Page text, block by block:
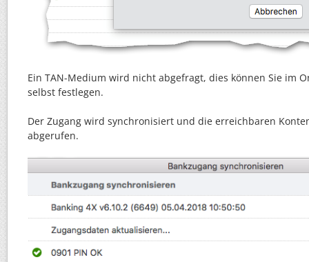
Ein TAN-Medium wird nicht abgefragt, dies können Sie im
selbst festlegen.
Der Zugang wird synchronisiert und die erreichbaren
abgerufen.